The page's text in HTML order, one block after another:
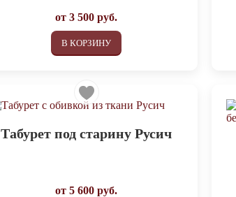
от3 500 руб.
В КОРЗИНУ
Табурет под старину Русич
от5 600 руб.